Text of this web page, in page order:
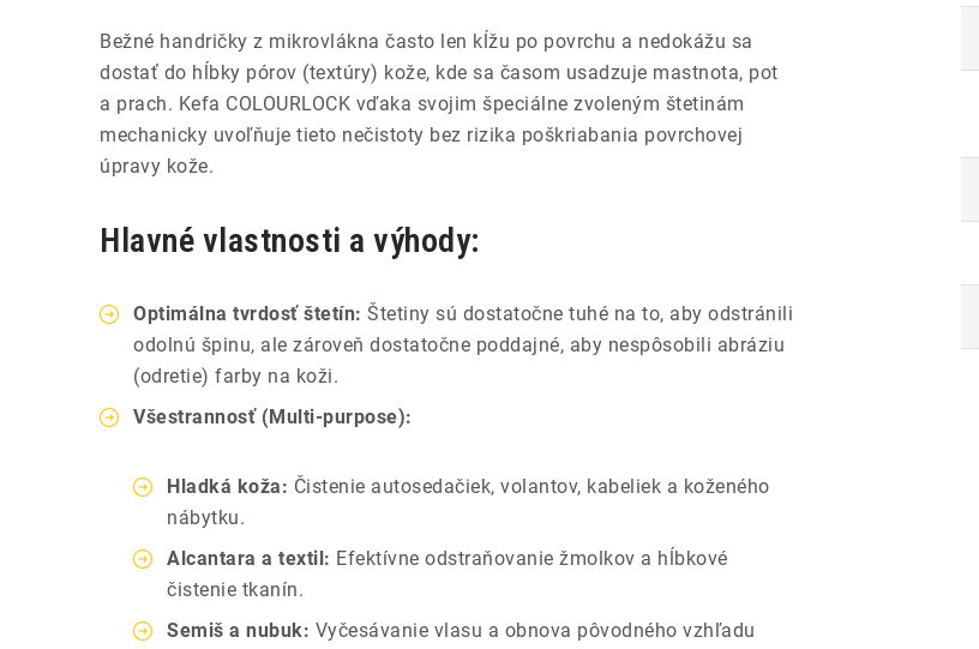
Bežné handričky z mikrovlákna často len kĺžu po povrchu a nedokážu sa
dostať do hĺbky pórov (textúry) kože, kde sa časom usadzuje mastnota, pot
a prach. Kefa COLOURLOCK vďaka svojim špeciálne zvoleným štetinám
mechanicky uvoľňuje tieto nečistoty bez rizika poškriabania povrchovej
úpravy kože.
Hlavné vlastnosti a výhody:
Optimálna tvrdosť štetín: Štetiny sú dostatočne tuhé na to, aby odstránili
odolnú špinu, ale zároveň dostatočne poddajné, aby nespôsobili abráziu
(odretie) farby na koži.
Všestrannosť (Multi-purpose):
Hladká koža: Čistenie autosedačiek, volantov, kabeliek a koženého
nábytku.
Alcantara a textil: Efektívne odstraňovanie žmolkov a hĺbkové
čistenie tkanín.
Semiš a nubuk: Vyčesávanie vlasu a obnova pôvodného vzhľadu